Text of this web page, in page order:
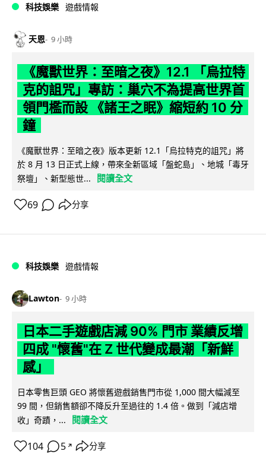
科技娛樂 遊戲情報
天恩 9 小時
《魔獸世界：至暗之夜》12.1 「烏拉特
克的詛咒」專訪：巢穴不為提高世界首
領門檻而設 《諸王之眠》縮短約 10 分
鐘
《魔獸世界：至暗之夜》版本更新 12.1「烏拉特克的詛咒」將
於 8 月 13 日正式上線，帶來全新區域「盤蛇島」、地城「毒牙
祭壇」、新型態世...
閱讀全文
69 分享
科技娛樂 遊戲情報
Lawton 9 小時
日本二手遊戲店減 90% 門市 業績反增
四成 "懷舊"在 Z 世代變成最潮「新鮮
感」
日本零售巨頭 GEO 將懷舊遊戲銷售門市從 1,000 間大幅減至
99 間，但銷售額卻不降反升至過往的 1.4 倍。做到「減店增
收」奇蹟，...
閱讀全文
104 5 ↗ 分享